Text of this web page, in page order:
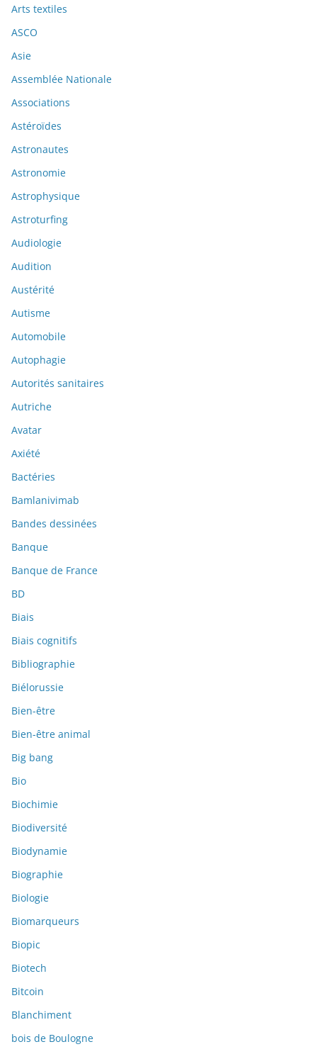
Arts textiles
ASCO
Asie
Assemblée Nationale
Associations
Astéroïdes
Astronautes
Astronomie
Astrophysique
Astroturfing
Audiologie
Audition
Austérité
Autisme
Automobile
Autophagie
Autorités sanitaires
Autriche
Avatar
Axiété
Bactéries
Bamlanivimab
Bandes dessinées
Banque
Banque de France
BD
Biais
Biais cognitifs
Bibliographie
Biélorussie
Bien-être
Bien-être animal
Big bang
Bio
Biochimie
Biodiversité
Biodynamie
Biographie
Biologie
Biomarqueurs
Biopic
Biotech
Bitcoin
Blanchiment
bois de Boulogne